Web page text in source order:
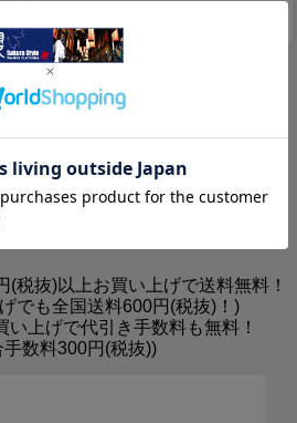
て
税抜)以上お買い上げで送料無料！
でも全国送料600円(税抜)！)
上げで代引き手数料も無料！
数料300円(税抜))